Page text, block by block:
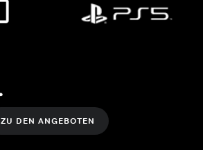
ZU DEN ANGEBOTEN